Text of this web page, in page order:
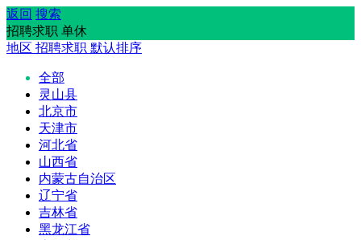
返回 搜索
招聘求职 单休
地区 招聘求职 默认排序
全部
灵山县
北京市
天津市
河北省
山西省
内蒙古自治区
辽宁省
吉林省
黑龙江省